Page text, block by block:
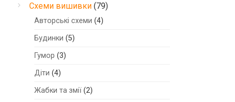
Схеми вишивки (79)
Авторські схеми (4)
Будинки (5)
Гумор (3)
Діти (4)
Жабки та змії (2)